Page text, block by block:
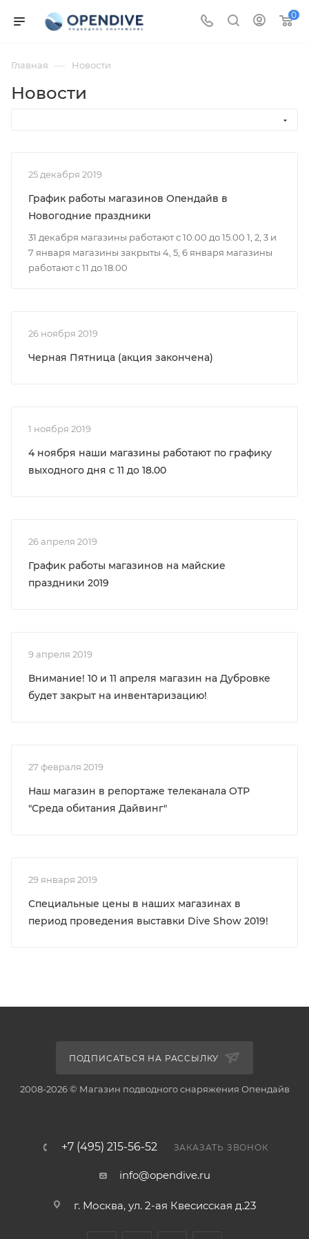
0
Главная — Новости
Новости
25 декабря 2019
График работы магазинов Опендайв в
Новогодние праздники
31 декабря магазины работают с 10.00 до 15.00 1, 2, 3 и
7 января магазины закрыты 4, 5, 6 января магазины
работают с 11 до 18.00
26 ноября 2019
Черная Пятница (акция закончена)
1 ноября 2019
4 ноября наши магазины работают по графику
выходного дня с 11 до 18.00
26 апреля 2019
График работы магазинов на майские
праздники 2019
9 апреля 2019
Внимание! 10 и 11 апреля магазин на Дубровке
будет закрыт на инвентаризацию!
27 февраля 2019
Наш магазин в репортаже телеканала ОТР
"Среда обитания Дайвинг"
29 января 2019
Специальные цены в наших магазинах в
период проведения выставки Dive Show 2019!
ПОДПИСАТЬСЯ НА РАССЫЛКУ
2008-2026 © Магазин подводного снаряжения Опендайв
+7 (495) 215-56-52 ЗАКАЗАТЬ ЗВОНОК
info@opendive.ru
г. Москва, ул. 2-ая Квесисская д.23